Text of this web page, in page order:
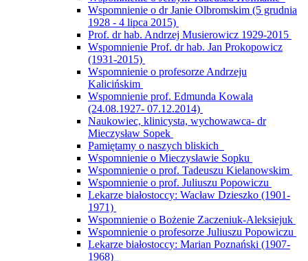
Wspomnienie o dr Janie Olbromskim (5 grudnia
1928 - 4 lipca 2015)
Prof. dr hab. Andrzej Musierowicz 1929-2015
Wspomnienie Prof. dr hab. Jan Prokopowicz
(1931-2015)
Wspomnienie o profesorze Andrzeju
Kalicińskim
Wspomnienie prof. Edmunda Kowala
(24.08.1927- 07.12.2014)
Naukowiec, klinicysta, wychowawca- dr
Mieczysław Sopek
Pamiętamy o naszych bliskich
Wspomnienie o Mieczysławie Sopku
Wspomnienie o prof. Tadeuszu Kielanowskim
Wspomnienie o prof. Juliuszu Popowiczu
Lekarze białostoccy: Wacław Dzieszko (1901-
1971)
Wspomnienie o Bożenie Zaczeniuk-Aleksiejuk
Wspomnienie o profesorze Juliuszu Popowiczu
Lekarze białostoccy: Marian Poznański (1907-
1968)